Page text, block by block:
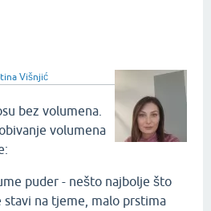
Višnjić
bez volumena.
volumena
puder - nešto najbolje što
stavi na tjeme, malo prstima